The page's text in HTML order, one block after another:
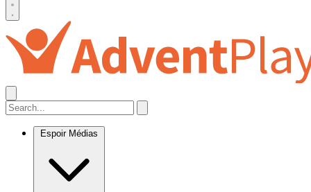
Espoir Médias